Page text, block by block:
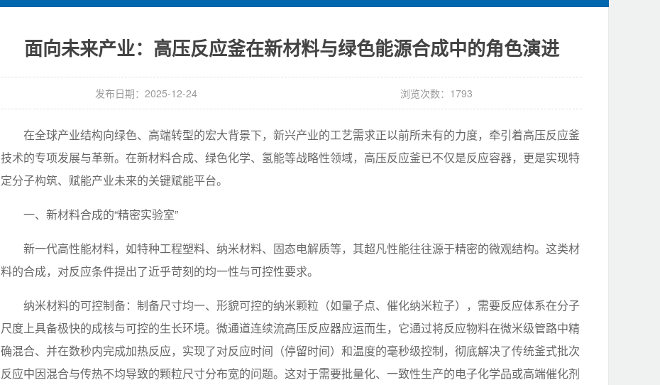
面向未来产业：高压反应釜在新材料与绿色能源合成中的角色演进
发布日期：2025-12-24 浏览次数：1793
在全球产业结构向绿色、高端转型的宏大背景下，新兴产业的工艺需求正以前所未有的力度，牵引着高压反应釜
技术的专项发展与革新。在新材料合成、绿色化学、氢能等战略性领域，高压反应釜已不仅是反应容器，更是实现特
定分子构筑、赋能产业未来的关键赋能平台。
一、新材料合成的“精密实验室”
新一代高性能材料，如特种工程塑料、纳米材料、固态电解质等，其超凡性能往往源于精密的微观结构。这类材
料的合成，对反应条件提出了近乎苛刻的均一性与可控性要求。
纳米材料的可控制备：制备尺寸均一、形貌可控的纳米颗粒（如量子点、催化纳米粒子），需要反应体系在分子
尺度上具备极快的成核与可控的生长环境。微通道连续流高压反应器应运而生，它通过将反应物料在微米级管路中精
确混合、并在数秒内完成加热反应，实现了对反应时间（停留时间）和温度的毫秒级控制，彻底解决了传统釜式批次
反应中因混合与传热不均导致的颗粒尺寸分布宽的问题。这对于需要批量化、一致性生产的电子化学品或高端催化剂